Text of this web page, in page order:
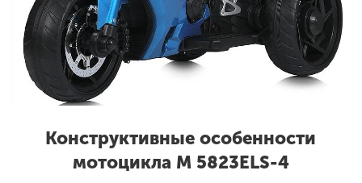
Конструктивные особенности
мотоцикла M 5823ELS-4